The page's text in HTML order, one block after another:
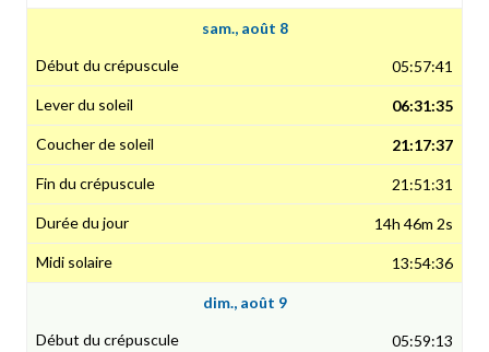
sam., août 8
05:57:41
06:31:35
21:17:37
21:51:31
14h 46m 2s
13:54:36
dim., août 9
05:59:13